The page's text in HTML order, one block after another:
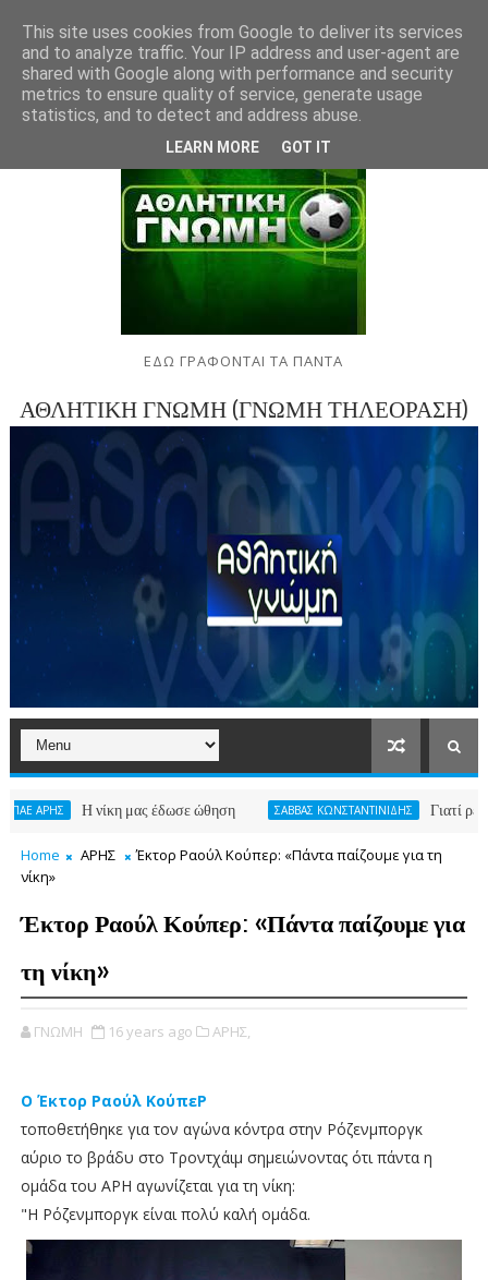
ΕΔΩ ΓΡΑΦΟΝΤΑΙ ΤΑ ΠΑΝΤΑ
ΑΘΛΗΤΙΚΗ ΓΝΩΜΗ (ΓΝΩΜΗ ΤΗΛΕΟΡΑΣΗ)
Η νίκη μας έδωσε ώθηση ΣΑΒΒΑΣ ΚΩΝΣΤΑΝΤΙΝΙΔΗΣ Γιατί ρε φίλε
Home ΑΡΗΣ
Έκτορ Ραούλ Κούπερ: «Πάντα παίζουμε για τη
νίκη»
Έκτορ Ραούλ Κούπερ: «Πάντα παίζουμε για
τη νίκη»
ΓΝΩΜΗ 16 years ago ΑΡΗΣ,
Ο Έκτορ Ραούλ ΚούπεΡ
τοποθετήθηκε για τον αγώνα κόντρα στην Ρόζενμποργκ
αύριο το βράδυ στο Τροντχάιμ σημειώνοντας ότι πάντα η
ομάδα του ΑΡΗ αγωνίζεται για τη νίκη:
"Η Ρόζενμποργκ είναι πολύ καλή ομάδα.
This site uses cookies from Google to deliver its services
and to analyze traffic. Your IP address and user-agent are
shared with Google along with performance and security
metrics to ensure quality of service, generate usage
statistics, and to detect and address abuse.
LEARN MORE GOT IT